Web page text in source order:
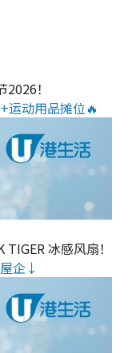
！
运动用品摊位🔥
冰感风扇！
企↓